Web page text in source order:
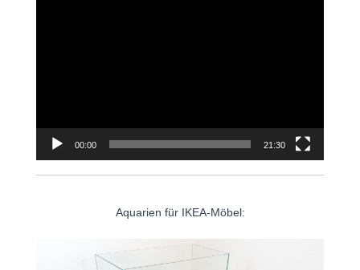
00:00 21:30
Aquarien für IKEA-Möbel: